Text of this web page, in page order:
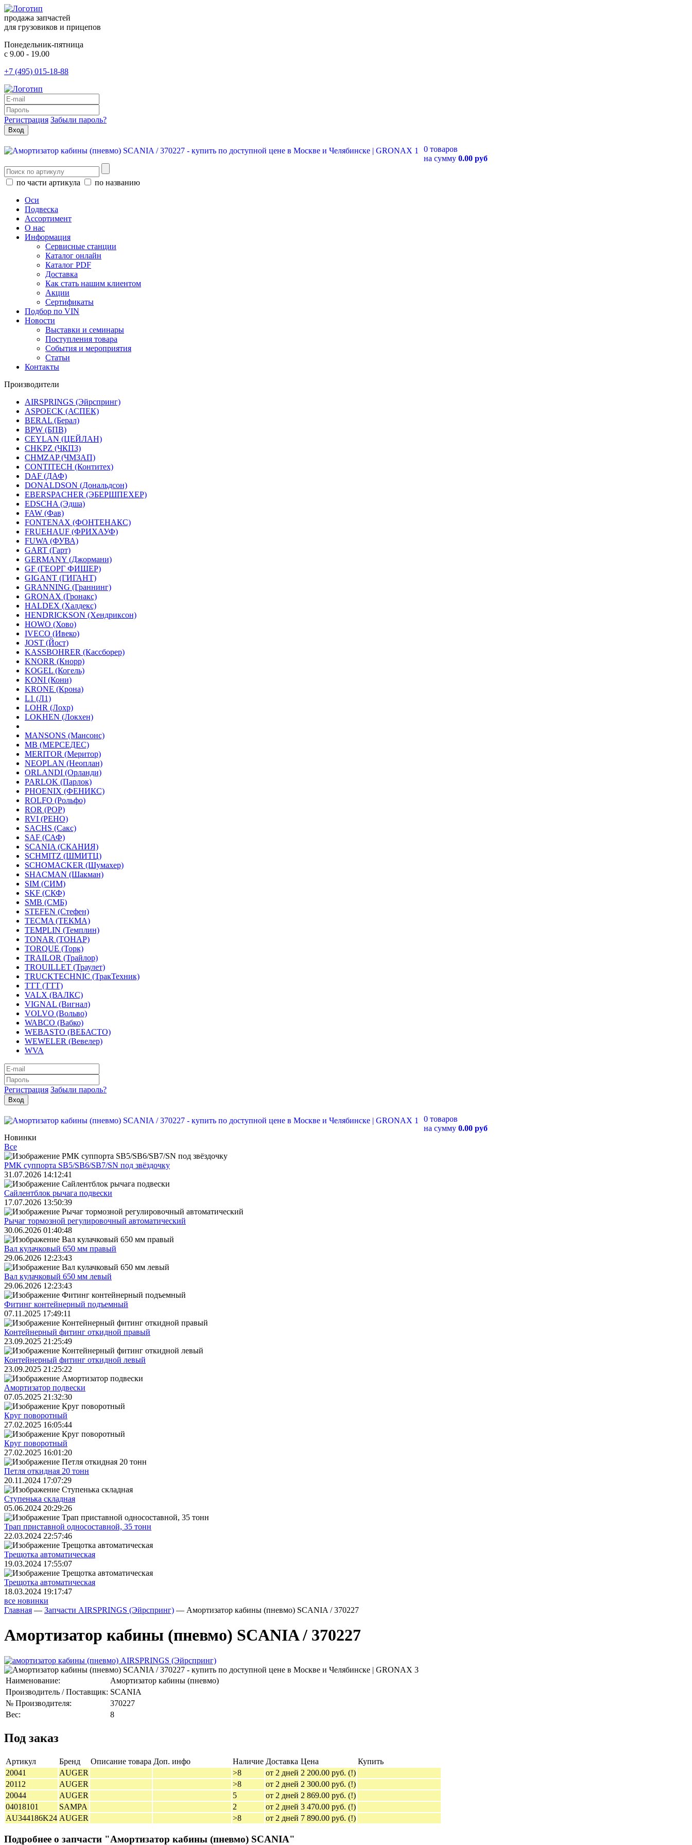
продажа запчастей
для грузовиков и прицепов
Понедельник-пятница
с 9.00 - 19.00
+7 (495) 015-18-88
Регистрация Забыли пароль?
0 товаров
на сумму 0.00 руб
по части артикула
по названию
Оси
Подвеска
Ассортимент
О нас
Информация
Сервисные станции
Каталог онлайн
Каталог PDF
Доставка
Как стать нашим клиентом
Акции
Сертификаты
Подбор по VIN
Новости
Выставки и семинары
Поступления товара
События и мероприятия
Статьи
Контакты
Производители
AIRSPRINGS (Эйрспринг)
ASPOECK (АСПЕК)
BERAL (Берал)
BPW (БПВ)
CEYLAN (ЦЕЙЛАН)
CHKPZ (ЧКПЗ)
CHMZAP (ЧМЗАП)
CONTITECH (Контитех)
DAF (ДАФ)
DONALDSON (Дональдсон)
EBERSPACHER (ЭБЕРШПЕХЕР)
EDSCHA (Эдша)
FAW (Фав)
FONTENAX (ФОНТЕНАКС)
FRUEHAUF (ФРИХАУФ)
FUWA (ФУВА)
GART (Гарт)
GERMANY (Джормани)
GF (ГЕОРГ ФИШЕР)
GIGANT (ГИГАНТ)
GRANNING (Граннинг)
GRONAX (Гронакс)
HALDEX (Халдекс)
HENDRICKSON (Хендриксон)
HOWO (Хово)
IVECO (Ивеко)
JOST (Йост)
KASSBOHRER (Касcборер)
KNORR (Кнорр)
KOGEL (Когель)
KONI (Кони)
KRONE (Крона)
L1 (Л1)
LOHR (Лохр)
LOKHEN (Локхен)
MANSONS (Мансонс)
MB (МЕРСЕДЕС)
MERITOR (Меритор)
NEOPLAN (Неоплан)
ORLANDI (Орланди)
PARLOK (Парлок)
PHOENIX (ФЕНИКС)
ROLFO (Рольфо)
ROR (РОР)
RVI (РЕНО)
SACHS (Сакс)
SAF (САФ)
SCANIA (СКАНИЯ)
SCHMITZ (ШМИТЦ)
SCHOMACKER (Шумахер)
SHACMAN (Шакман)
SIM (СИМ)
SKF (СКФ)
SMB (СМБ)
STEFEN (Стефен)
TECMA (ТЕКМА)
TEMPLIN (Темплин)
TONAR (ТОНАР)
TORQUE (Торк)
TRAILOR (Трайлор)
TROUILLET (Траулет)
TRUCKTECHNIC (ТракТехник)
TTT (ТТТ)
VALX (ВАЛКС)
VIGNAL (Вигнал)
VOLVO (Вольво)
WABCO (Вабко)
WEBASTO (ВЕБАСТО)
WEWELER (Вевелер)
WVA
Регистрация Забыли пароль?
0 товаров
на сумму 0.00 руб
Новинки
Все
РМК суппорта SB5/SB6/SB7/SN под звёздочку
31.07.2026 14:12:41
Сайлентблок рычага подвески
17.07.2026 13:50:39
Рычаг тормозной регулировочный автоматический
30.06.2026 01:40:48
Вал кулачковый 650 мм правый
29.06.2026 12:23:43
Вал кулачковый 650 мм левый
29.06.2026 12:23:43
Фитинг контейнерный подъемный
07.11.2025 17:49:11
Контейнерный фитинг откидной правый
23.09.2025 21:25:49
Контейнерный фитинг откидной левый
23.09.2025 21:25:22
Амортизатор подвески
07.05.2025 21:32:30
Круг поворотный
27.02.2025 16:05:44
Круг поворотный
27.02.2025 16:01:20
Петля откидная 20 тонн
20.11.2024 17:07:29
Ступенька складная
05.06.2024 20:29:26
Трап приставной односоставной, 35 тонн
22.03.2024 22:57:46
Трещoтка автоматическая
19.03.2024 17:55:07
Трещoтка автоматическая
18.03.2024 19:17:47
все новинки
Главная — Запчасти AIRSPRINGS (Эйрспринг) — Амортизатор кабины (пневмо) SCANIA / 370227
Амортизатор кабины (пневмо) SCANIA / 370227
Наименование:
Амортизатор кабины (пневмо)
Производитель / Поставщик: SCANIA
№ Производителя:
370227
Вес:
8
Под заказ
Артикул Бренд Описание товара Доп. инфо Наличие Доставка Цена
Купить
20041
AUGER >8 от 2 дней 2 200.00 руб. (!)
20112
AUGER >8 от 2 дней 2 300.00 руб. (!)
20044
AUGER 5 от 2 дней 2 869.00 руб. (!)
04018101
SAMPA 2 от 2 дней 3 470.00 руб. (!)
AU344186K24 AUGER >8 от 2 дней 7 890.00 руб. (!)
Подробнее о запчасти "Амортизатор кабины (пневмо) SCANIA"